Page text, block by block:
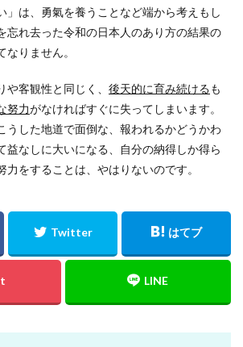
」は、勇氣を養うことなど端から考えもし
忘れ去った令和の日本人のあり方の結果の
なりません。
客観性と同じく、 後天的に育み続けるも
努力がなければすぐに失ってしまいます。
うした地道で面倒な、報われるかどうかわ
益なしに大いになる、自分の納得しか得ら
力をすることは、やはりないのです。